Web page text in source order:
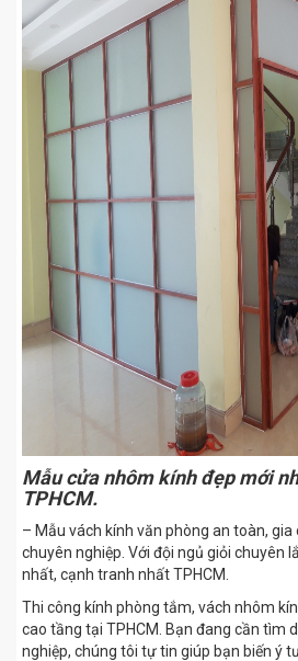
Mẫu cửa nhôm kính đẹp mới
TPHCM.
– Mẫu vách kính văn phòng an toàn, gia
chuyên nghiệp. Với đội ngủ giỏi chuyên
nhất, cạnh tranh nhất TPHCM.
Thi công kính phòng tắm, vách nhôm
cao tầng tại TPHCM. Bạn đang cần tìm
nghiệp, chúng tôi tự tin giúp bạn biến ý